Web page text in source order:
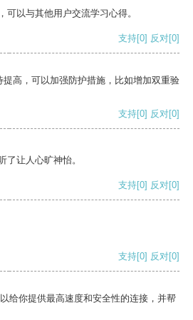
可以与其他用户交流学习心得。
支持[0] 反对[0]
高，可以加强防护措施，比如增加双重验
支持[0] 反对[0]
了让人心旷神怡。
支持[0] 反对[0]
支持[0] 反对[0]
给你提供最高速度和安全性的连接，并帮